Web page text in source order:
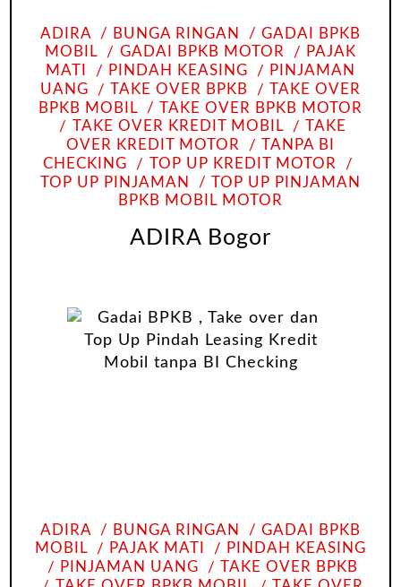
ADIRA BUNGA RINGAN
GADAI BPKB
MOBIL
GADAI BPKB MOTOR
PAJAK
MATI
PINDAH KEASING
PINJAMAN
UANG
TAKE OVER BPKB
TAKE OVER
BPKB MOBIL
TAKE OVER BPKB MOTOR
TAKE OVER KREDIT MOBIL
TAKE
OVER KREDIT MOTOR
TANPA BI
CHECKING
TOP UP KREDIT MOTOR
TOP UP PINJAMAN
TOP UP PINJAMAN
BPKB MOBIL MOTOR
ADIRA Bogor
ADIRA BUNGA RINGAN
GADAI BPKB
MOBIL
PAJAK MATI
PINDAH KEASING
PINJAMAN UANG
TAKE OVER BPKB